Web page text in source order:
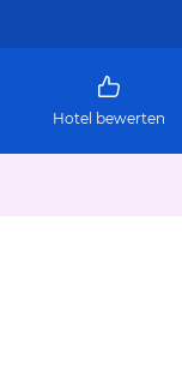
Hotel bewerten